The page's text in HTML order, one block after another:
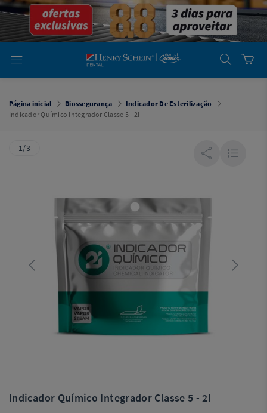
emDental
Cremer -
Henry Schein
Laboratório
Laboratório
Cremer -
Henry Schein
emDental
Simples
Dental
Software
Odontológico
Página inicial Biossegurança
Indicador De Esterilização
Indicador Químico Integrador Classe 5 - 2I
1/3
Indicador Químico Integrador Classe 5 - 2I